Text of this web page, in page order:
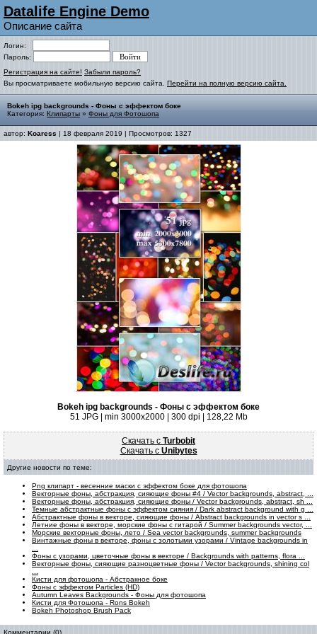
Datalife Engine Demo
Описание сайта
Логин:
Пароль:
Регистрация на сайте! Забыли пароль?
Вы просматриваете мобильную версию сайта. Перейти на полную версию сайта.
Bokeh ipg backgrounds - Фоны с эффектом боке
Категория: Клипарты » Фоны для Фотошопа
автор: Koaress | 18 февраля 2019 | Просмотров: 1327
Bokeh ipg backgrounds - Фоны с эффектом боке
51 JPG | min 3000x2000 | 300 dpi | 128,22 Mb
Скачать с Turbobit
Скачать с Unibytes
Другие новости по теме:
Png клипарт - весенние маски с эффектом боке для фотошопа
Векторные фоны, абстракция, сияющие фоны #4 / Vector backgrounds, abstract, ...
Векторные фоны, абстракция, сияющие фоны / Vector backgrounds, abstract, sh ...
Темные абстрактные фоны с эффектом сияния / Dark abstract background with g ...
Абстрактные фоны в векторе, сияющие фоны / Abstract backgrounds in vector s ...
Летние фоны в векторе, морские фоны с гитарой / Summer backgrounds vector, ...
Морские векторные фоны, лето / Sea vector backgrounds, summer backgrounds
Винтажные фоны в векторе, фоны с золотыми узорами / Vintage backgrounds in
Фоны с узорами, цветочные фоны в векторе / Backgrounds with patterns, flora ...
Векторные фоны, сияющие разноцветные фоны / Vector backgrounds, shining col
Кисти для фотошопа - Абстракное боке
Фоны с эффектом Particles (HD)
Autumn Leaves Backgrounds - Фоны для фотошопа
Кисти для Фотошопа - Rons Bokeh
Bokeh Photoshop Brush Pack
Комментарии (0)